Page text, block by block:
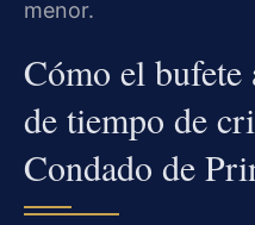
menor.
Cómo el bufete
de tiempo de
Condado de